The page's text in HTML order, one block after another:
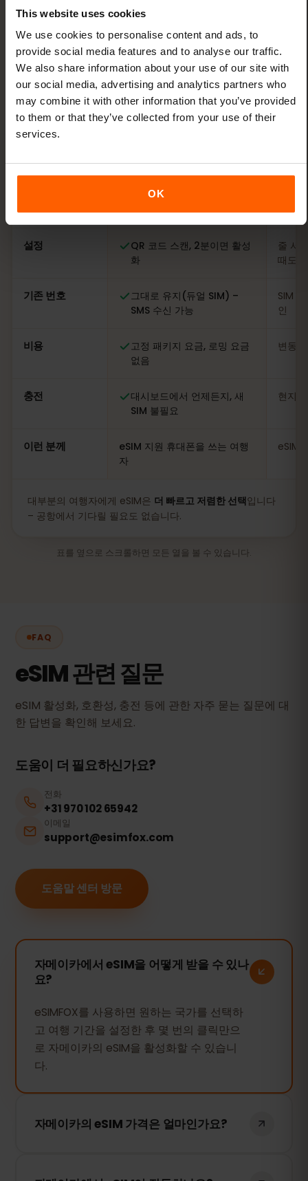
This website uses cookies
We use cookies to personalise content and ads, to
provide social media features and to analyse our traffic.
We also share information about your use of our site with
our social media, advertising and analytics partners who
may combine it with other information that you’ve provided
to them or that they’ve collected from your use of their
services.
OK
SIM?
둘 다 인터넷에 연결됩니다. 여행에서의 차이를 확인하
세요.
출발 전에 – QR 코드를 바로
이메일로
서
설정
QR 코드 스캔, 2분이면 활성
화
줄 서
때도
기존 번호
그대로 유지(듀얼 SIM) –
SMS 수신 가능
SIM
인
비용
고정 패키지 요금, 로밍 요금
없음
변동
충전
대시보드에서 언제든지, 새
SIM 불필요
현지
이런 분께
eSIM 지원 휴대폰을 쓰는 여행
자
eSIM
대부분의 여행자에게 eSIM은 더 빠르고 저렴한 선택입니다
– 공항에서 기다릴 필요도 없습니다.
표를 옆으로 스크롤하면 모든 열을 볼 수 있습니다.
FAQ
eSIM 관련 질문
eSIM 활성화, 호환성, 충전 등에 관한 자주 묻는 질문에 대
한 답변을 확인해 보세요.
도움이 더 필요하신가요?
전화
+31 970 102 65942
이메일
support@esimfox.com
도움말 센터 방문
자메이카에서 eSIM을 어떻게 받을 수 있나
요?
eSIMFOX를 사용하면 원하는 국가를 선택하
고 여행 기간을 설정한 후 몇 번의 클릭만으
로 자메이카의 eSIM을 활성화할 수 있습니
다.
자메이카의 eSIM 가격은 얼마인가요?